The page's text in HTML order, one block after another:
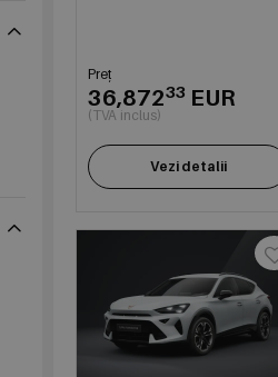
Preț
36,87233 EUR
(TVA inclus)
Vezi detalii